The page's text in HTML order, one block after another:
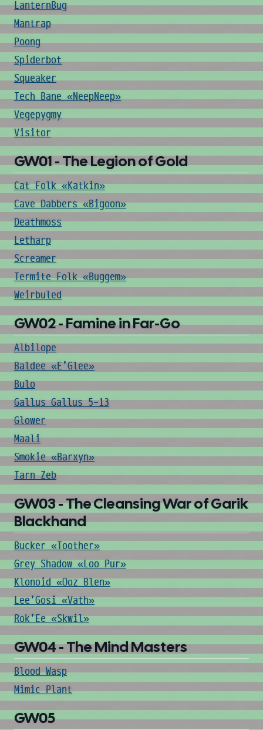
LanternBug
Mantrap
Poong
Spiderbot
Squeaker
Tech Bane «NeepNeep»
Vegepygmy
Visitor
GW01 - The Legion of Gold
Cat Folk «Katkin»
Cave Dabbers «Bigoon»
Deathmoss
Letharp
Screamer
Termite Folk «Buggem»
Weirbuled
GW02 - Famine in Far-Go
Albilope
Baldee «E'Glee»
Bulo
Gallus Gallus 5-13
Glower
Maali
Smokie «Barxyn»
Tarn Zeb
GW03 - The Cleansing War of Garik
Blackhand
Bucker «Toother»
Grey Shadow «Loo Pur»
Klonoid «Ooz Blen»
Lee'Gosi «Vath»
Rok'Ee «Skwil»
GW04 - The Mind Masters
Blood Wasp
Mimic Plant
GW05